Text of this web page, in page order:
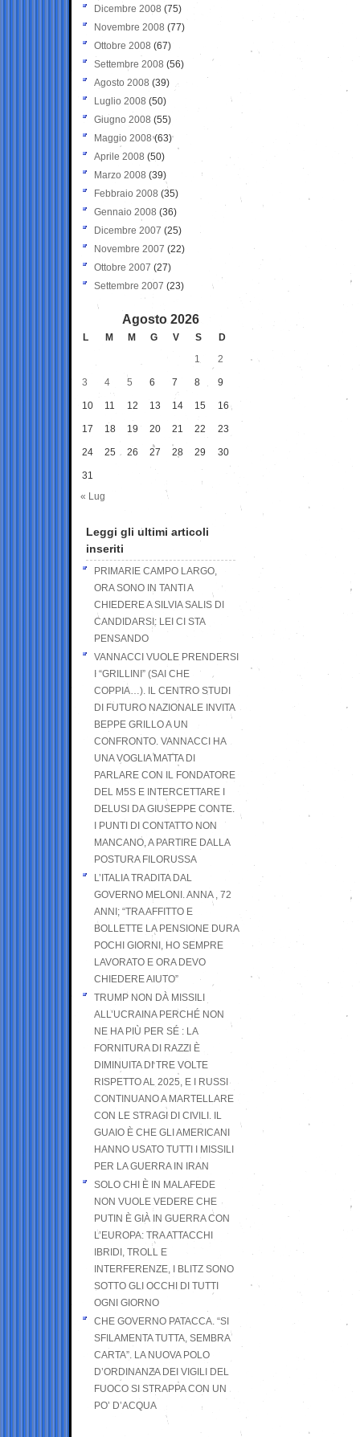
Dicembre 2008 (75)
Novembre 2008 (77)
Ottobre 2008 (67)
Settembre 2008 (56)
Agosto 2008 (39)
Luglio 2008 (50)
Giugno 2008 (55)
Maggio 2008(63)
Aprile 2008 (50)
Marzo 2008 (39)
Febbraio 2008 (35)
Gennaio 2008 (36)
Dicembre 2007 (25)
Novembre 2007 (22)
Ottobre 2007 (27)
Settembre 2007 (23)
Agosto 2026
L M M G V S
D
1
2
3 4 5 6 7 8 9
10 11 12 13 14 15 16
17 18 19 20 21 22 23
24 25 26 27 28 29 30
31
« Lug
Leggi gli ultimi articoli
inseriti
PRIMARIE CAMPO LARGO,
ORA SONO IN TANTI A
CHIEDERE A SILVIA SALIS DI
CANDIDARSI: LEI CI STA
PENSANDO
VANNACCI VUOLE PRENDERSI
I “GRILLINI” (SAI CHE
COPPIA…). IL CENTRO STUDI
DI FUTURO NAZIONALE INVITA
BEPPE GRILLO A UN
CONFRONTO. VANNACCI HA
UNA VOGLIA MATTA DI
PARLARE CON IL FONDATORE
DEL M5S E INTERCETTARE I
DELUSI DA GIUSEPPE CONTE.
I PUNTI DI CONTATTO NON
MANCANO, A PARTIRE DALLA
POSTURA FILORUSSA
L’ITALIA TRADITA DAL
GOVERNO MELONI. ANNA , 72
ANNI; “TRA AFFITTO E
BOLLETTE LA PENSIONE DURA
POCHI GIORNI, HO SEMPRE
LAVORATO E ORA DEVO
CHIEDERE AIUTO”
TRUMP NON DÀ MISSILI
ALL’UCRAINA PERCHÉ NON
NE HA PIÙ PER SÉ : LA
FORNITURA DI RAZZI È
DIMINUITA DI TRE VOLTE
RISPETTO AL 2025, E I RUSSI
CONTINUANO A MARTELLARE
CON LE STRAGI DI CIVILI. IL
GUAIO È CHE GLI AMERICANI
HANNO USATO TUTTI I MISSILI
PER LA GUERRA IN IRAN
SOLO CHI È IN MALAFEDE
NON VUOLE VEDERE CHE
PUTIN È GIÀ IN GUERRA CON
L’EUROPA: TRA ATTACCHI
IBRIDI, TROLL E
INTERFERENZE, I BLITZ SONO
SOTTO GLI OCCHI DI TUTTI
OGNI GIORNO
CHE GOVERNO PATACCA. “SI
SFILAMENTA TUTTA, SEMBRA
CARTA”. LA NUOVA POLO
D’ORDINANZA DEI VIGILI DEL
FUOCO SI STRAPPA CON UN
PO’ D’ACQUA